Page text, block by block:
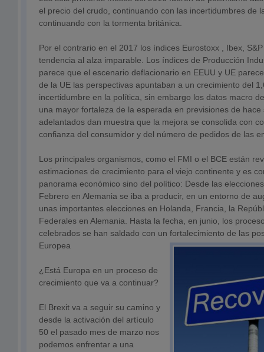
el precio del crudo, continuando con las incertidumbres de
continuando con la tormenta británica.
Por el contrario en el 2017 los índices Eurostoxx , Ibex,
tendencia al alza imparable. Los índices de Producción
parece que el escenario deflacionario en EEUU y UE
de la UE las perspectivas apuntaban a un crecimiento del
incertidumbre en la política, sin embargo los datos macro
una mayor fortaleza de la esperada en previsiones de
adelantados dan muestra que la mejora se consolida con
confianza del consumidor y del número de pedidos de las
Los principales organismos, como el FMI o el BCE están
estimaciones de crecimiento para el viejo continente y es
panorama económico sino del político: Desde las
Febrero en Alemania se iba a producir, en un entorno de
unas importantes elecciones en Holanda, Francia, la
Federales en Alemania. Hasta la fecha, en junio, los
celebrados se han saldado con un fortalecimiento de las
Europea
¿Está Europa en un proceso de
crecimiento que va a continuar?
El Brexit va a seguir su camino y
desde la activación del artículo
50 el pasado mes de marzo nos
podemos enfrentar a una